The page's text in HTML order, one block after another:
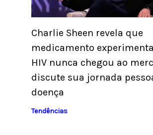
Charlie Sheen revela que
medicamento
HIV nunca chegou ao
discute sua jornada
doença
Tendências